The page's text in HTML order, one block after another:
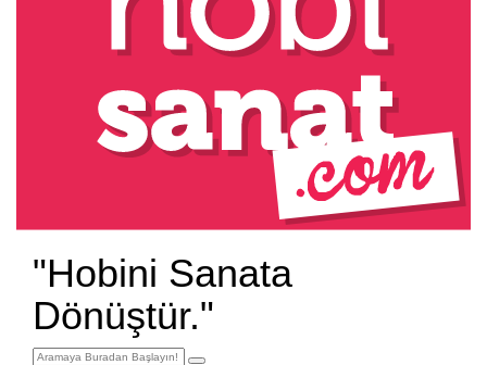
"Hobini Sanata
Dönüştür."